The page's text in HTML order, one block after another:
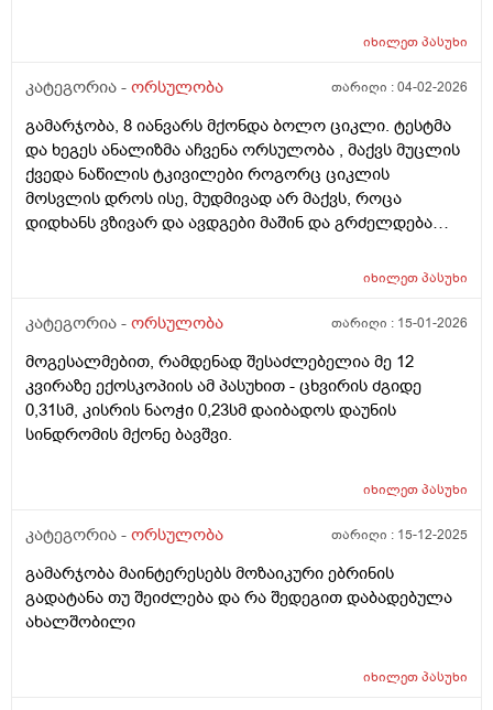
აღმოაჩნდა გულის მანკი, ასევე სმენის პრობლემა და
მირჩიოთ ჯერ გენეტიკოსის კონსულტაცია მჭირდება
იხილეთპასუხი
კატეგორია - ორსულობა თარიღი :04-02-2026
გამარჯობა, 8 იანვარს მქონდა ბოლო ციკლი. ტესტმა
და ხეგეს ანალიზმა აჩვენა ორსულობა , მაქვს მუცლის
ქვედა ნაწილის ტკივილები როგორც ციკლის
მოსვლის დროს ისე, მუდმივად არ მაქვს, როცა
დიდხანს ვზივარ და ავდგები მაშინ და გრძელდება
რომ ვწევარ მაშინ მტკივა იგივე ხანგრძლივობიფ
რაც ასე ვარ.
იხილეთპასუხი
კატეგორია - ორსულობა თარიღი : 15-01-2026
მოგესალმებით, რამდენად შესაძლებელია მე 12
კვირაზე ექოსკოპიის ამ პასუხით - ცხვირის ძგიდე
0,31სმ, კისრის ნაოჭი 0,23სმ დაიბადოს დაუნის
სინდრომის მქონე ბავშვი.
იხილეთპასუხი
კატეგორია - ორსულობა თარიღი : 15-12-2025
გამარჯობა მაინტერესებს მოზაიკური ებრინის
გადატანა თუ შეიძლება და რა შედეგით დაბადებულა
ახალშობილი
იხილეთპასუხი